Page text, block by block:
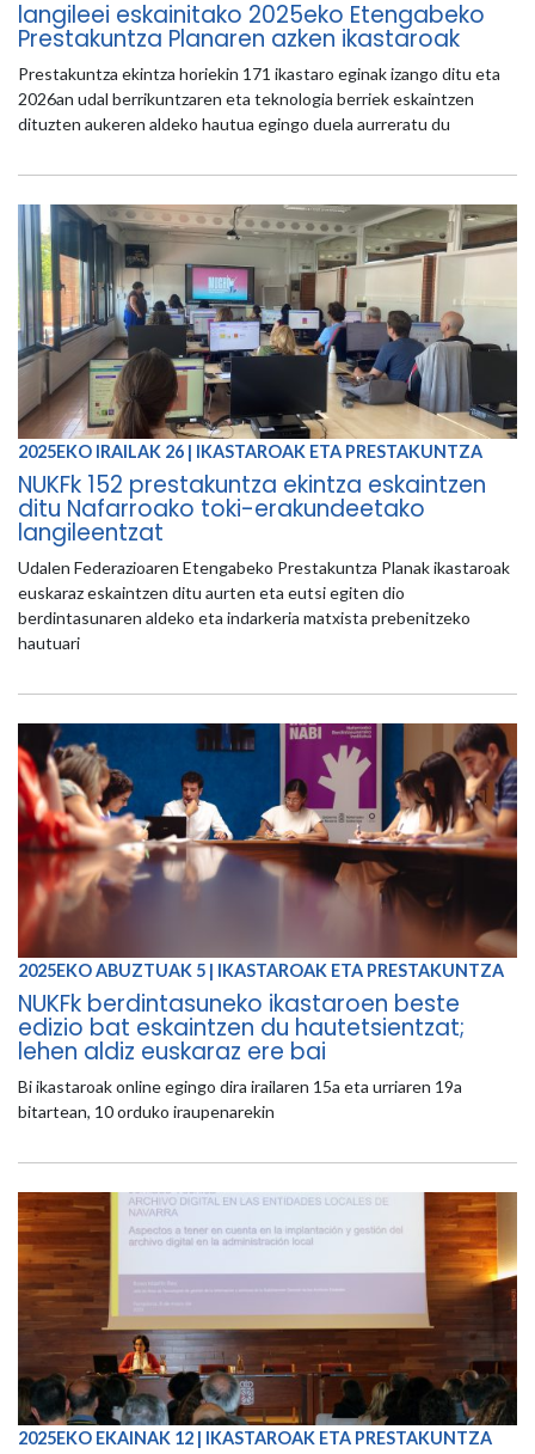
langileei eskainitako 2025eko Etengabeko
Prestakuntza Planaren azken ikastaroak
Prestakuntza ekintza horiekin 171 ikastaro eginak izango ditu eta
2026an udal berrikuntzaren eta teknologia berriek eskaintzen
dituzten aukeren aldeko hautua egingo duela aurreratu du
2025EKO IRAILAK 26 | IKASTAROAK ETA PRESTAKUNTZA
NUKFk 152 prestakuntza ekintza eskaintzen
ditu Nafarroako toki-erakundeetako
langileentzat
Udalen Federazioaren Etengabeko Prestakuntza Planak ikastaroak
euskaraz eskaintzen ditu aurten eta eutsi egiten dio
berdintasunaren aldeko eta indarkeria matxista prebenitzeko
hautuari
2025EKO ABUZTUAK 5 | IKASTAROAK ETA PRESTAKUNTZA
NUKFk berdintasuneko ikastaroen beste
edizio bat eskaintzen du hautetsientzat;
lehen aldiz euskaraz ere bai
Bi ikastaroak online egingo dira irailaren 15a eta urriaren 19a
bitartean, 10 orduko iraupenarekin
2025EKO EKAINAK 12 | IKASTAROAK ETA PRESTAKUNTZA